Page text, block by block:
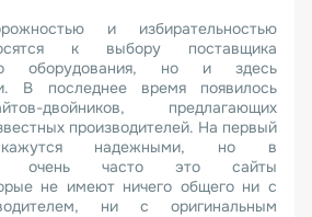
и избирательностью
к выбору поставщика
оборудования, но и здесь
В последнее время появилось
двойников, предлагающих
производителей. На первый
надежными, но в
очень часто это сайты
не имеют ничего общего ни с
ни с оригинальным